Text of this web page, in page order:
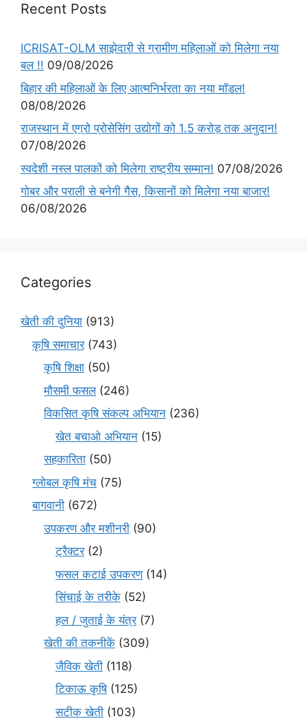
Recent Posts
ICRISAT-OLM साझेदारी से ग्रामीण महिलाओं को मिलेगा नया
बल !! 09/08/2026
बिहार की महिलाओं के लिए आत्मनिर्भरता का नया मॉडल!
08/08/2026
राजस्थान में एग्रो प्रोसेसिंग उद्योगों को 1.5 करोड़ तक अनुदान!
07/08/2026
स्वदेशी नस्ल पालकों को मिलेगा राष्ट्रीय सम्मान! 07/08/2026
गोबर और पराली से बनेगी गैस, किसानों को मिलेगा नया बाजार!
06/08/2026
Categories
खेती की दुनिया (913)
कृषि समाचार(743)
कृषि शिक्षा (50)
मौसमी फसल(246)
विकसित कृषि संकल्प अभियान (236)
खेत बचाओ अभियान (15)
सहकारिता (50)
ग्लोबल कृषि मंच (75)
बागवानी (672)
उपकरण और मशीनरी (90)
ट्रैक्टर(2)
फसल कटाई उपकरण(14)
सिंचाई के तरीके (52)
हल / जुताई के यंत्र(7)
खेती की तकनीकें (309)
जैविक खेती (118)
टिकाऊ कृषि(125)
सटीक खेती (103)